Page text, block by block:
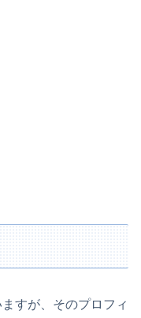
すが、そのプロフィ